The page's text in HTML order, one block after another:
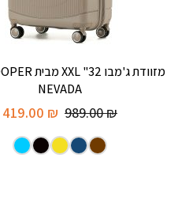
NEVADA
989.00₪
419.00 ₪